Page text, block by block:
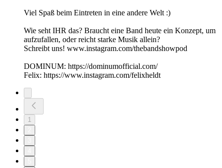
Viel Spaß beim Eintreten in eine andere Welt :)
Wie seht IHR das? Braucht eine Band heute ein Konzept, um
aufzufallen, oder reicht starke Musik allein?
Schreibt uns! www.instagram.com/thebandshowpod
DOMINUM: https://dominumofficial.com/
Felix: https://www.instagram.com/felixheldt
1